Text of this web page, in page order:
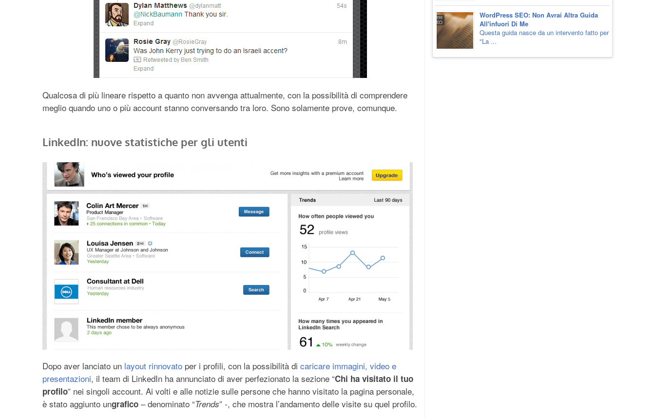
Qualcosa di più lineare rispetto a quanto non avvenga attualmente, con la possibilità di comprendere
meglio quando uno o più account stanno conversando tra loro. Sono solamente prove, comunque.
LinkedIn: nuove statistiche per gli utenti
Dopo aver lanciato un layout rinnovato per i profili, con la possibilità di caricare immagini, video e
presentazioni, il team di LinkedIn ha annunciato di aver perfezionato la sezione “Chi ha visitato il tuo
profilo” nei singoli account. Ai volti e alle notizie sulle persone che hanno visitato la pagina personale,
è stato aggiunto ungrafico – denominato “Trends” -, che mostra l’andamento delle visite su quel profilo.
WordPress SEO: Non Avrai Altra Guida
All'infuori Di Me
Questa guida nasce da un intervento fatto per
"La ...